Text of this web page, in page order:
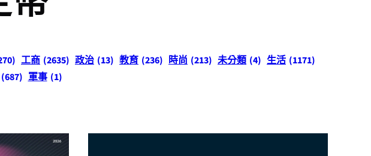
工商 (2635) 政治 (13) 教育 (236) 時尚 (213) 未分類 (4) 生活 (1171)
(687) 軍事 (1)